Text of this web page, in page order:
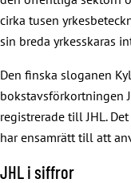
cirka tusen
sin breda yrkesskaras
Den finska sloganen
bokstavsförkortningen
registrerade till JHL.
har ensamrätt till att
JHL i siffror